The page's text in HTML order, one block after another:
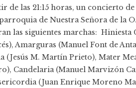
de las 21:15 horas, un concierto
de Nuestra Señora de la
las siguientes marchas: Hiniesta
Amarguras (Manuel Font de
(Jesús M. Martín Prieto), Mater
Candelaria (Manuel Marvizón
(Juan Enrique Moreno